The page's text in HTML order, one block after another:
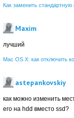
Как заменить
Maxim
лучший
Mac OS X: как отключить
astepankovskiy
как можно изменить
его на hdd вместо ssd?